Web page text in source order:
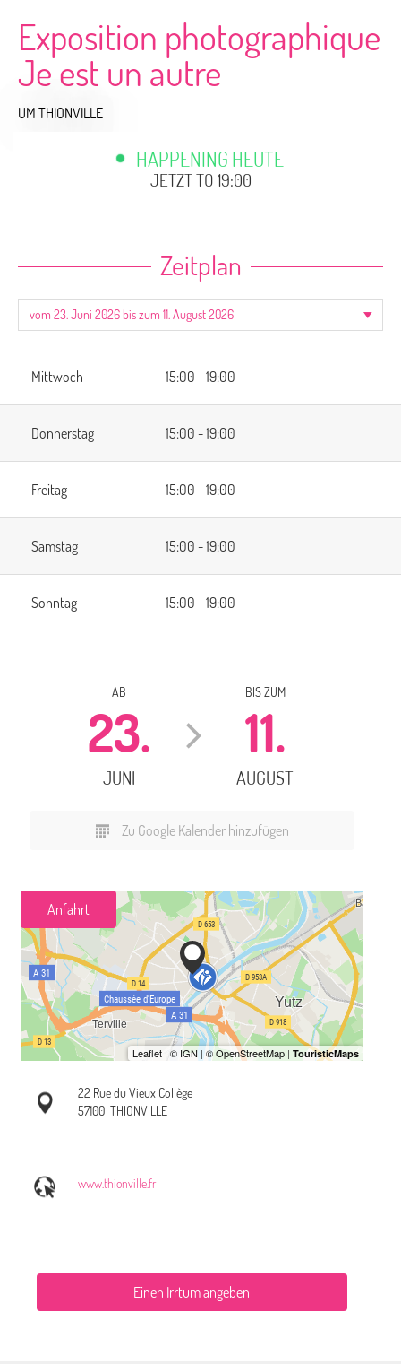
Exposition photographique
Je est un autre
UM THIONVILLE
HAPPENING HEUTE
JETZT TO 19:00
Zeitplan
Mittwoch 15:00 - 19:00
Donnerstag 15:00 - 19:00
Freitag 15:00 - 19:00
Samstag 15:00 - 19:00
Sonntag 15:00 - 19:00
AB
23.
JUNI
BIS ZUM
11.
AUGUST
Zu Google Kalender hinzufügen
Anfahrt
22 Rue du Vieux Collège
57100 THIONVILLE
www.thionville.fr
Einen Irrtum angeben